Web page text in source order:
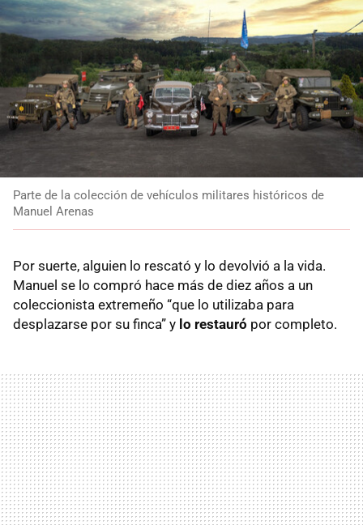
Parte de la colección de vehículos militares históricos de
Manuel Arenas
Por suerte, alguien lo rescató y lo devolvió a la vida.
Manuel se lo compró hace más de diez años a un
coleccionista extremeño “que lo utilizaba para
desplazarse por su finca” y lo restauró por completo.